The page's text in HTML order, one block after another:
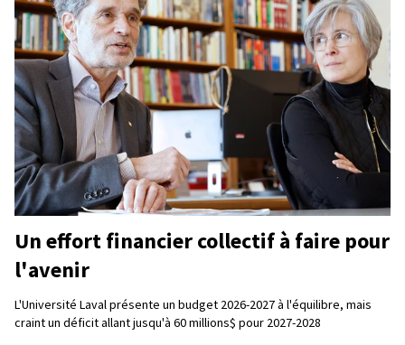
Un effort financier collectif à faire pour
l'avenir
L'Université Laval présente un budget 2026-2027 à l'équilibre, mais
craint un déficit allant jusqu'à 60 millions$ pour 2027-2028